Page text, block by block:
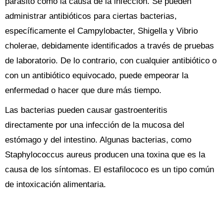
administrar antibióticos para ciertas bacterias,
específicamente el Campylobacter, Shigella y Vibrio
cholerae, debidamente identificados a través de pruebas
de laboratorio. De lo contrario, con cualquier antibiótico o
con un antibiótico equivocado, puede empeorar la
enfermedad o hacer que dure más tiempo.
Las bacterias pueden causar gastroenteritis
directamente por una infección de la mucosa del
estómago y del intestino. Algunas bacterias, como
Staphylococcus aureus producen una toxina que es la
causa de los síntomas. El estafilococo es un tipo común
de intoxicación alimentaria.